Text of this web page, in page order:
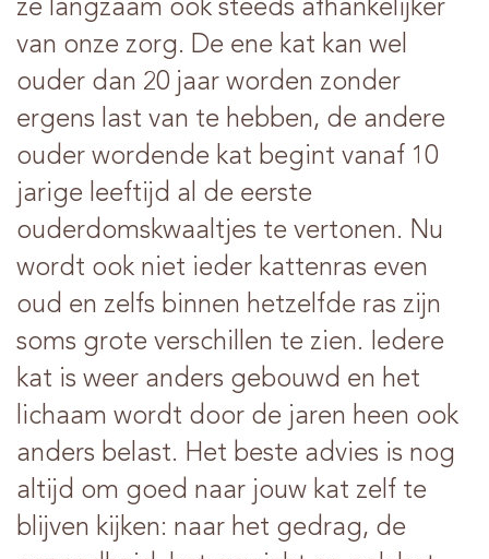
ze langzaam ook steeds afhankelijker
van onze zorg. De ene kat kan wel
ouder dan 20 jaar worden zonder
ergens last van te hebben, de andere
ouder wordende kat begint vanaf 10
jarige leeftijd al de eerste
ouderdomskwaaltjes te vertonen. Nu
wordt ook niet ieder kattenras even
oud en zelfs binnen hetzelfde ras zijn
soms grote verschillen te zien. Iedere
kat is weer anders gebouwd en het
lichaam wordt door de jaren heen ook
anders belast. Het beste advies is nog
altijd om goed naar jouw kat zelf te
blijven kijken: naar het gedrag, de